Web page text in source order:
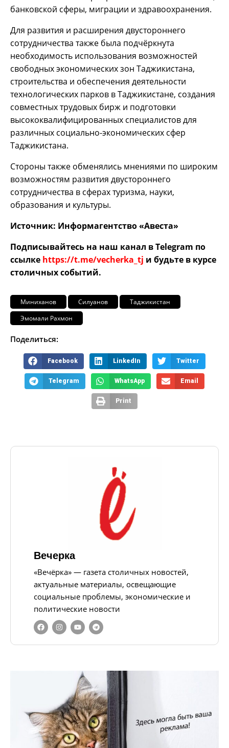
банковской сферы, миграции и здравоохранения.
Для развития и расширения двустороннего
сотрудничества также была подчёркнута
необходимость использования возможностей
свободных экономических зон Таджикистана,
строительства и обеспечения деятельности
технологических парков в Таджикистане, создания
совместных трудовых бирж и подготовки
высококвалифицированных специалистов для
различных социально-экономических сфер
Таджикистана.
Стороны также обменялись мнениями по широким
возможностям развития двустороннего
сотрудничества в сферах туризма, науки,
образования и культуры.
Источник: Информагентство «Авеста»
Подписывайтесь на наш канал в Telegram по
ссылке https://t.me/vecherka_tj и будьте в курсе
столичных событий.
Миниханов Силуанов
Таджикистан
Эмомали Рахмон
Поделиться:
Facebook LinkedIn Twitter
Telegram WhatsApp Email
Print
Вечерка
«Вечёрка» — газета столичных новостей,
актуальные материалы, освещающие
социальные проблемы, экономические и
политические новости